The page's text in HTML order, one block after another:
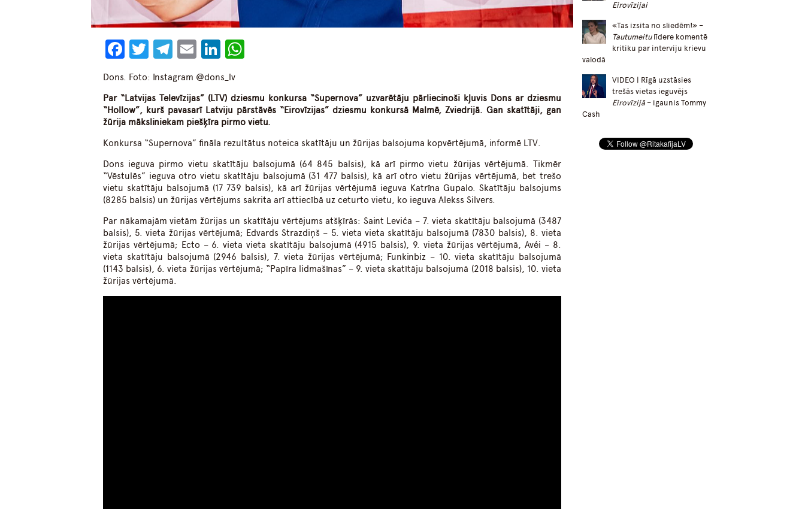
Facebook
Twitter
Telegram
EmailLinkedIn
Dons. Foto: Instagram @dons_lv
Par “Latvijas Televīzijas” (LTV) dziesmu konkursa “Supernova” uzvarētāju pārliecinoši kļuvis Dons ar dziesmu
“Hollow”, kurš pavasarī Latviju pārstāvēs “Eirovīzijas” dziesmu konkursā Malmē, Zviedrijā. Gan skatītāji, gan
žūrija māksliniekam piešķīra pirmo vietu.
Konkursa “Supernova” fināla rezultātus noteica skatītāju un žūrijas balsojuma kopvērtējumā, informē LTV.
Dons ieguva pirmo vietu skatītāju balsojumā (64 845 balsis), kā arī pirmo vietu žūrijas vērtējumā. Tikmēr
“Vēstulēs” ieguva otro vietu skatītāju balsojumā (31 477 balsis), kā arī otro vietu žūrijas vērtējumā, bet trešo
vietu skatītāju balsojumā (17 739 balsis), kā arī žūrijas vērtējumā ieguva Katrīna Gupalo. Skatītāju balsojums
(8285 balsis) un žūrijas vērtējums sakrita arī attiecībā uz ceturto vietu, ko ieguva Alekss Silvers.
Par nākamajām vietām žūrijas un skatītāju vērtējums atšķīrās: Saint Levića – 7. vieta skatītāju balsojumā (3487
balsis), 5. vieta žūrijas vērtējumā; Edvards Strazdiņš – 5. vieta vieta skatītāju balsojumā (7830 balsis), 8. vieta
žūrijas vērtējumā; Ecto – 6. vieta vieta skatītāju balsojumā (4915 balsis), 9. vieta žūrijas vērtējumā, Avéi – 8.
vieta skatītāju balsojumā (2946 balsis), 7. vieta žūrijas vērtējumā; Funkinbiz – 10. vieta skatītāju balsojumā
(1143 balsis), 6. vieta žūrijas vērtējumā; “Papīra lidmašīnas” – 9. vieta skatītāju balsojumā (2018 balsis), 10. vieta
žūrijas vērtējumā.
Eirovīzijai
«Tas izsita no sliedēm!» –
Tautumeitulīdere komentē
kritiku par interviju krievu
valodā
VIDEO | Rīgā uzstāsies
trešās vietas ieguvējs
Eirovīzijā – igaunis Tommy
Cash